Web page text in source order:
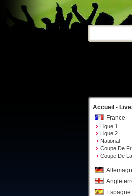
Accueil -
France
Ligue 1
Ligue 2
National
Coupe De
Coupe De
Espagne